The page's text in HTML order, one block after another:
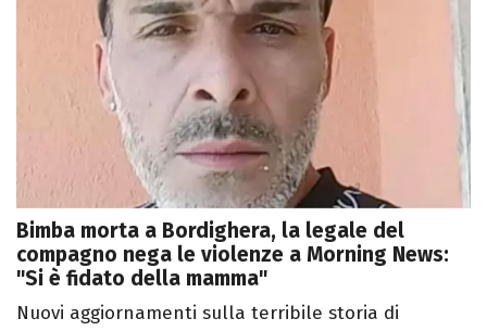
Bimba morta a Bordighera, la legale del
compagno nega le violenze a Morning News:
"Si è fidato della mamma"
Nuovi aggiornamenti sulla terribile storia di